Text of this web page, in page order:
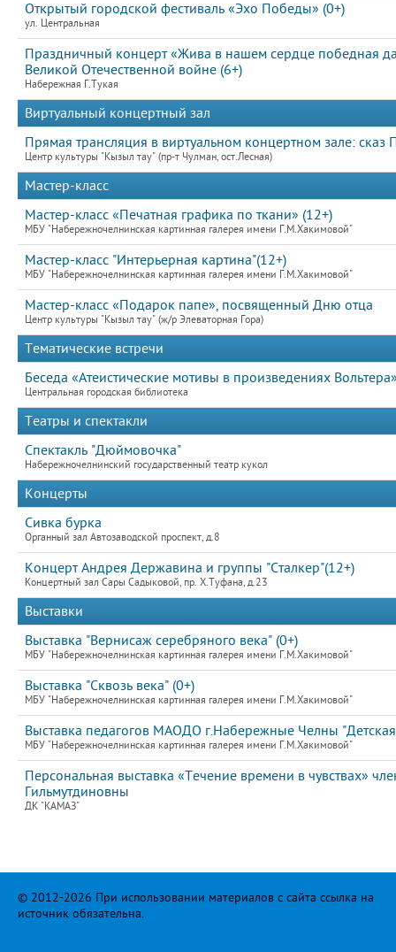
Открытый городской фестиваль «Эхо Победы» (0+)
ул. Центральная
Праздничный концерт «Жива в нашем сердце победная
Великой Отечественной войне (6+)
Набережная Г.Тукая
Виртуальный концертный зал
Прямая трансляция в виртуальном концертном зале:
Центр культуры "Кызыл тау" (пр-т Чулман, ост.Лесная)
Мастер-класс
Мастер-класс «Печатная графика по ткани» (12+)
МБУ "Набережночелнинская картинная галерея имени Г.М.Хакимовой"
Мастер-класс "Интерьерная картина"(12+)
МБУ "Набережночелнинская картинная галерея имени Г.М.Хакимовой"
Мастер-класс «Подарок папе», посвященный Дню отца
Центр культуры "Кызыл тау" (ж/р Элеваторная Гора)
Тематические встречи
Беседа «Атеистические мотивы в произведениях
Центральная городская библиотека
Театры и спектакли
Спектакль "Дюймовочка"
Набережночелнинский государственный театр кукол
Концерты
Сивка бурка
Органный зал Автозаводской проспект, д.8
Концерт Андрея Державина и группы "Сталкер"(12+)
Концертный зал Сары Садыковой, пр. Х.Туфана, д.23
Выставки
Выставка "Вернисаж серебряного века" (0+)
МБУ "Набережночелнинская картинная галерея имени Г.М.Хакимовой"
Выставка "Сквозь века" (0+)
МБУ "Набережночелнинская картинная галерея имени Г.М.Хакимовой"
Выставка педагогов МАОДО г.Набережные Челны
МБУ "Набережночелнинская картинная галерея имени Г.М.Хакимовой"
Персональная выставка «Течение времени в чувствах»
Гильмутдиновны
ДК "КАМАЗ"
© 2012-2026 При использовании материалов с сайта ссылка на
источник обязательна.